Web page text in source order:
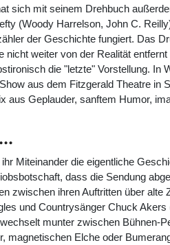
sich mit seinem Drehbuch
(Woody Harrelson, John C. Reilly
der Geschichte fungiert. Das
nicht weiter von der Realität
die "letzte" Vorstellung.
aus dem Fitzgerald Theatre
aus Geplauder, sanftem Humor,
Miteinander die eigentliche
dass die Sendung
zwischen ihren Auftritten über
und Countrysänger Chuck Akers
munter zwischen
magnetischen Elche oder